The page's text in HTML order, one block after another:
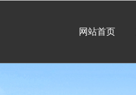
网站首页